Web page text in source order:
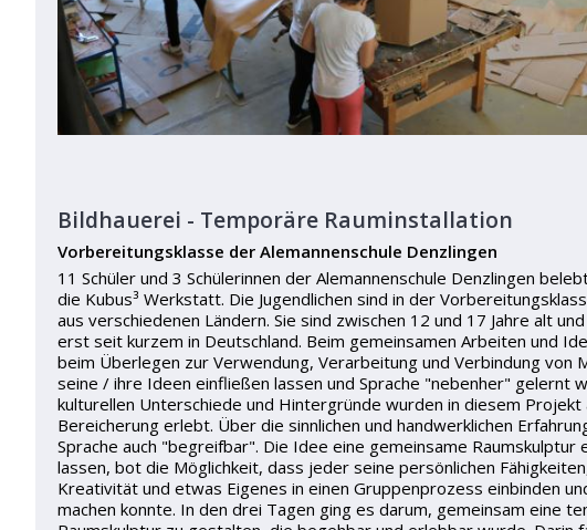
Bildhauerei - Temporäre Rauminstallation
Vorbereitungsklasse der Alemannenschule Denzlingen
11 Schüler und 3 Schülerinnen der Alemannenschule Denzlingen
die Kubus³ Werkstatt. Die Jugendlichen sind in der
aus verschiedenen Ländern. Sie sind zwischen 12 und 17 Jahre alt
erst seit kurzem in Deutschland. Beim gemeinsamen Arbeiten und
beim Überlegen zur Verwendung, Verarbeitung und Verbindung von
seine / ihre Ideen einfließen lassen und Sprache "nebenher" gelernt
kulturellen Unterschiede und Hintergründe wurden in diesem Projekt
Bereicherung erlebt. Über die sinnlichen und handwerklichen
Sprache auch "begreifbar". Die Idee eine gemeinsame Raumskulptur
lassen, bot die Möglichkeit, dass jeder seine persönlichen
Kreativität und etwas Eigenes in einen Gruppenprozess einbinden
machen konnte. In den drei Tagen ging es darum, gemeinsam eine